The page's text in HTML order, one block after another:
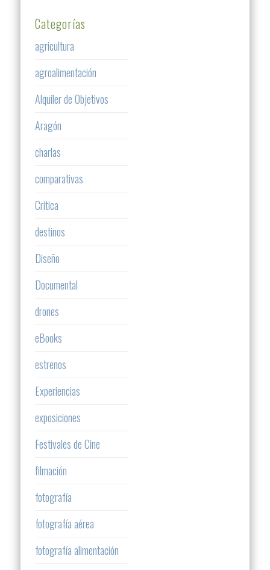
Categorías
agricultura
agroalimentación
Alquiler de Objetivos
Aragón
charlas
comparativas
Critica
destinos
Diseño
Documental
drones
eBooks
estrenos
Experiencias
exposiciones
Festivales de Cine
filmación
fotografía
fotografía aérea
fotografía alimentación